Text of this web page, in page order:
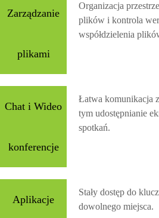
Zarządzanie
plikami
Organizacja
plików i kontrola
współdzielenia
Chat i Wideo
konferencje
Łatwa komunikacja
tym udostępnianie
spotkań.
Aplikacje
Stały dostęp do
dowolnego miejsca.